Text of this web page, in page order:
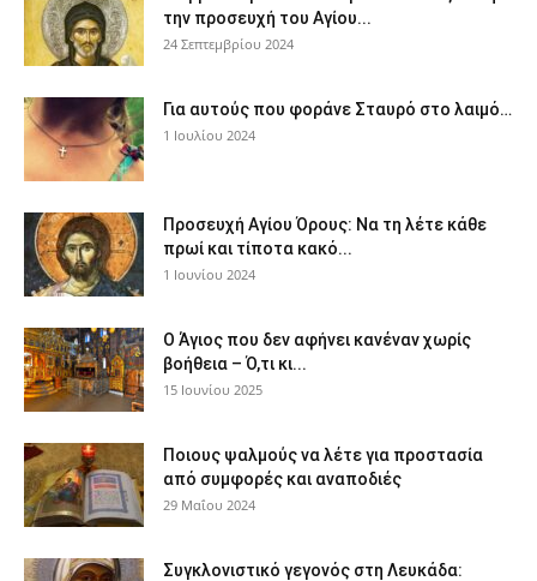
την προσευχή του Αγίου...
24 Σεπτεμβρίου 2024
Για αυτούς που φοράνε Σταυρό στο λαιμό…
1 Ιουλίου 2024
Προσευχή Αγίου Όρους: Να τη λέτε κάθε
πρωί και τίποτα κακό...
1 Ιουνίου 2024
Ο Άγιος που δεν αφήνει κανέναν χωρίς
βοήθεια – Ό,τι κι...
15 Ιουνίου 2025
Ποιους ψαλμούς να λέτε για προστασία
από συμφορές και αναποδιές
29 Μαΐου 2024
Συγκλονιστικό γεγονός στη Λευκάδα: